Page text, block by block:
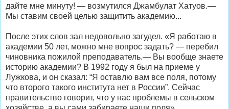
дайте мне минуту! — возмутился Джамбулат Хатуов.—
Мы ставим своей целью защитить академию...
После этих слов зал недовольно загудел. «Я работаю в
академии 50 лет, можно мне вопрос задать? — перебил
чиновника пожилой преподаватель.— Вы вообще знаете
историю академии? В 1992 году я был на приеме у
Лужкова, и он сказал: “Я оставлю вам все поля, потому
что второго такого института нет в России”. Сейчас
правительство говорит, что у нас проблемы в сельском